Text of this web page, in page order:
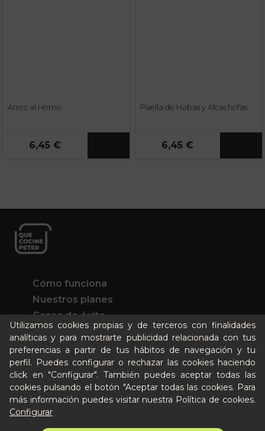
Arroz al Horno
6,45 €
Paella de Habas y Alcachofas
6,45 €
Utilizamos cookies propias y de terceros con finalidades
analíticas y para mostrarte publicidad relacionada con tus
preferencias a partir de tus hábitos de navegación y tu
perfil. Puedes configurar o rechazar las cookies haciendo
click en "Configurar". También puedes aceptar todas las
cookies pulsando el botón "Aceptar todas las cookies. Para
más información puedes visitar nuestra Política de cookies.
Configurar
Cómo funciona
Nuestros planes
Casos de éxito
Soy un particular
Quién es Peter
Recursos / Blog
Cultura
Llámanos al 644 52 51 02